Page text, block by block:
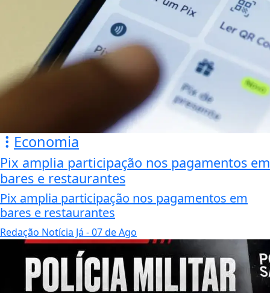
Economia
Pix amplia participação nos pagamentos em
bares e restaurantes
Pix amplia participação nos pagamentos em
bares e restaurantes
Redação Notícia Já - 07 de Ago